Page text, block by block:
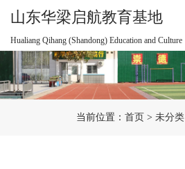
山东华梁启航教育基地
Hualiang Qihang (Shandong) Education and Culture
当前位置： 首页 > 未分类